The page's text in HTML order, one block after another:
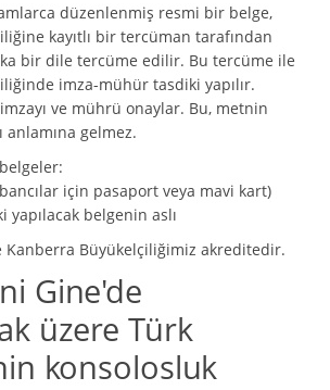
düzenlenmiş resmi bir belge,
kayıtlı bir tercüman tarafından
bir dile tercüme edilir. Bu tercüme ile
imza-mühür tasdiki yapılır.
ve mührü onaylar. Bu, metnin
anlamına gelmez.
için pasaport veya mavi kart)
belgenin aslı
Kanberra Büyükelçiliğimiz akreditedir.
Gine'de
üzere Türk
konsolosluk